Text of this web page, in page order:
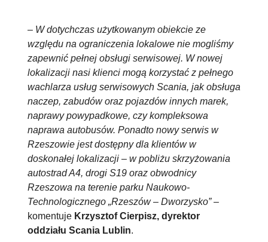
– W dotychczas użytkowanym obiekcie ze
względu na ograniczenia lokalowe nie mogliśmy
zapewnić pełnej obsługi serwisowej. W nowej
lokalizacji nasi klienci mogą korzystać z pełnego
wachlarza usług serwisowych Scania, jak obsługa
naczep, zabudów oraz pojazdów innych marek,
naprawy powypadkowe, czy kompleksowa
naprawa autobusów. Ponadto nowy serwis w
Rzeszowie jest dostępny dla klientów w
doskonałej lokalizacji – w pobliżu skrzyżowania
autostrad A4, drogi S19 oraz obwodnicy
Rzeszowa na terenie parku Naukowo-
Technologicznego „Rzeszów – Dworzysko”–
komentuje Krzysztof Cierpisz, dyrektor
oddziału Scania Lublin.